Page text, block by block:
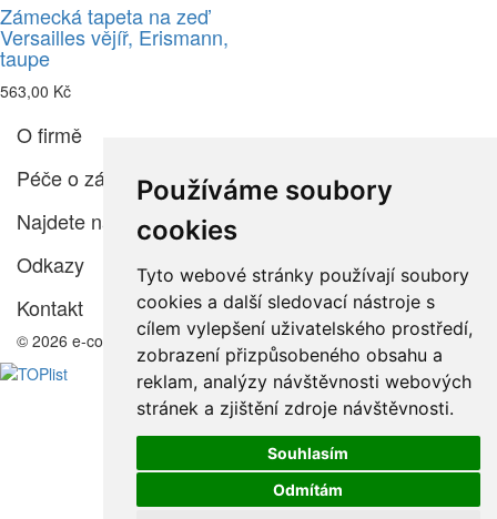
Používáme soubory
cookies
Tyto webové stránky používají soubory
cookies a další sledovací nástroje s
cílem vylepšení uživatelského prostředí,
zobrazení přizpůsobeného obsahu a
reklam, analýzy návštěvnosti webových
stránek a zjištění zdroje návštěvnosti.
Souhlasím
Odmítám
Zámecká tapeta na zeď
Versailles vějíř, Erismann,
taupe
563,00 Kč
O firmě
Péče o zákazníka
Najdete nás
Odkazy
Kontakt
© 2026 e-color.cz